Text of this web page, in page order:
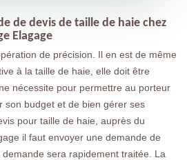
de devis de taille de haie chez
Elagage
de précision. Il en est de même
à la taille de haie, elle doit être
nécessite pour permettre au porteur
son budget et de bien gérer ses
pour taille de haie, auprès du
il faut envoyer une demande de
sera rapidement traitée. La